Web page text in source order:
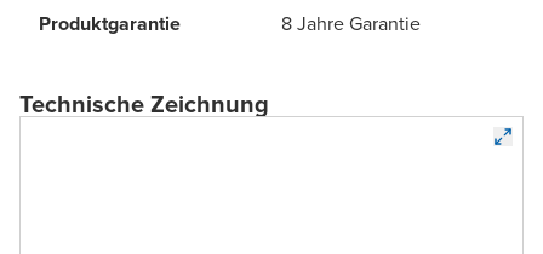
Produktgarantie 8 Jahre Garantie
Technische Zeichnung